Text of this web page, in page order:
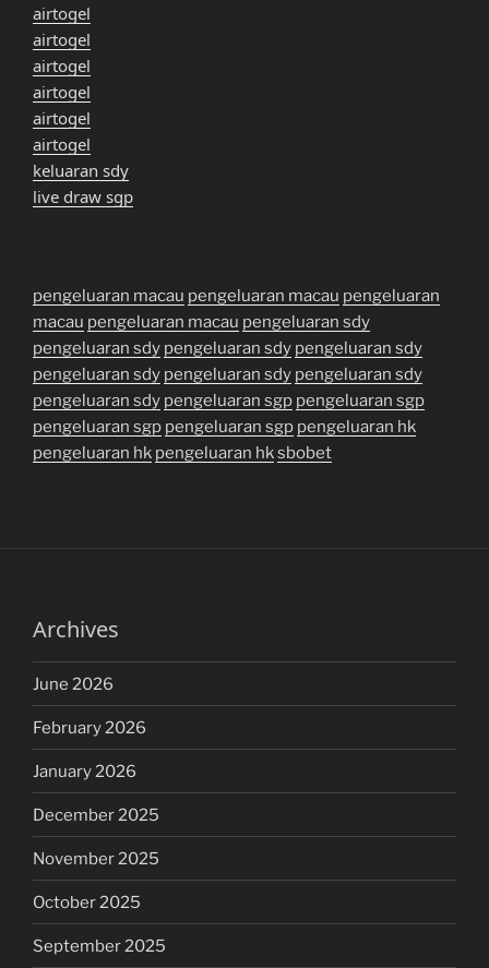
airtogel
airtogel
airtogel
airtogel
airtogel
airtogel
keluaran sdy
live draw sgp
pengeluaran macau pengeluaran macau pengeluaran
macau pengeluaran macau pengeluaran sdy
pengeluaran sdy pengeluaran sdy pengeluaran sdy
pengeluaran sdy pengeluaran sdy pengeluaran sdy
pengeluaran sdy pengeluaran sgp pengeluaran sgp
pengeluaran sgp pengeluaran sgp pengeluaran hk
pengeluaran hk pengeluaran hksbobet
Archives
June 2026
February 2026
January 2026
December 2025
November 2025
October 2025
September 2025